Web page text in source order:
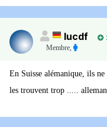
lucdf
Membre,
En Suisse alémanique, ils
les trouvent trop .....